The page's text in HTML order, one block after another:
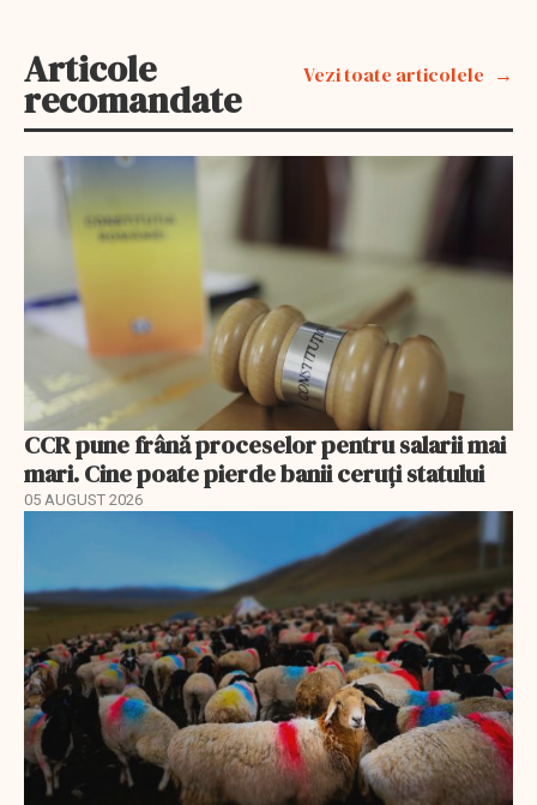
Articole
recomandate
Vezi toate articolele
CCR pune frână proceselor pentru salarii mai
mari. Cine poate pierde banii ceruți statului
05 AUGUST 2026